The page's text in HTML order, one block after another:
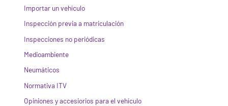
Importar un vehículo
Inspección previa a matriculación
Inspecciones no periódicas
Medioambiente
Neumáticos
Normativa ITV
Opiniones y accesiorios para el vehículo